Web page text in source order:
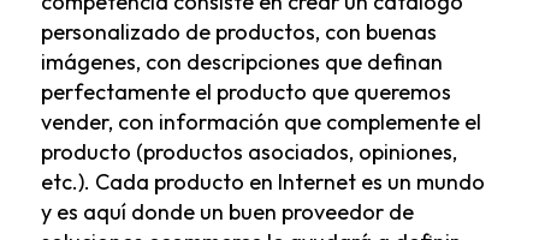
personalizado de productos, con buenas
imágenes, con descripciones que definan
perfectamente el producto que queremos
vender, con información que complemente el
producto (productos asociados, opiniones,
etc.). Cada producto en Internet es un mundo
y es aquí donde un buen proveedor de